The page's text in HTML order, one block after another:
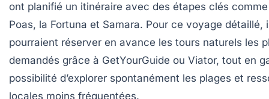
ont planifié un itinéraire avec des étapes clés
Poas, la Fortuna et Samara. Pour ce voyage détaillé,
pourraient réserver en avance les tours naturels les
demandés grâce à GetYourGuide ou Viator, tout en
possibilité d’explorer spontanément les plages et
locales moins fréquentées.